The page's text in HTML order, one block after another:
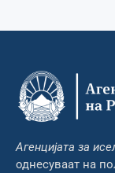
Агенцијата за
однесуваат на